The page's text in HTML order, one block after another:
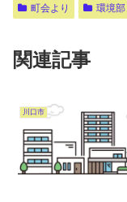
町会より 環境部
関連記事
川口市